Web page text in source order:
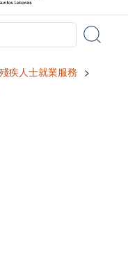
殘疾人士就業服務 >